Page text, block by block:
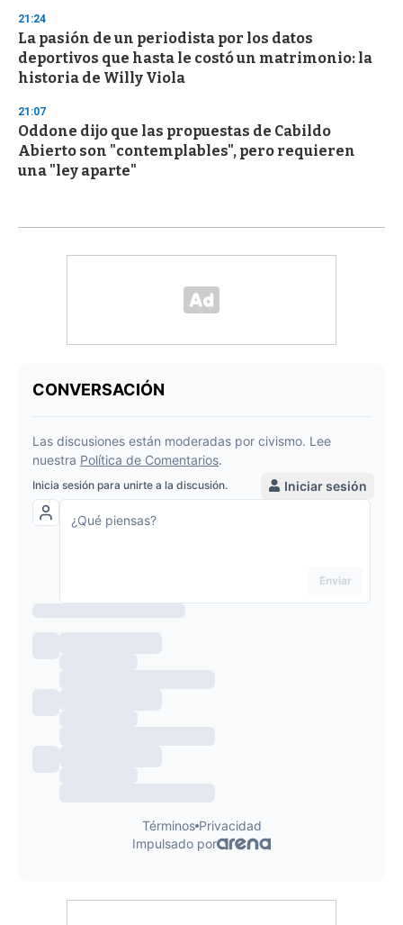
21:24
La pasión de un periodista por los datos
deportivos que hasta le costó un matrimonio: la
historia de Willy Viola
21:07
Oddone dijo que las propuestas de Cabildo
Abierto son "contemplables", pero requieren
una "ley aparte"